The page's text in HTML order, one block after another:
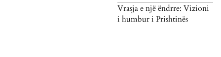
Vrasja e një ëndrre: Vizioni
i humbur i Prishtinës